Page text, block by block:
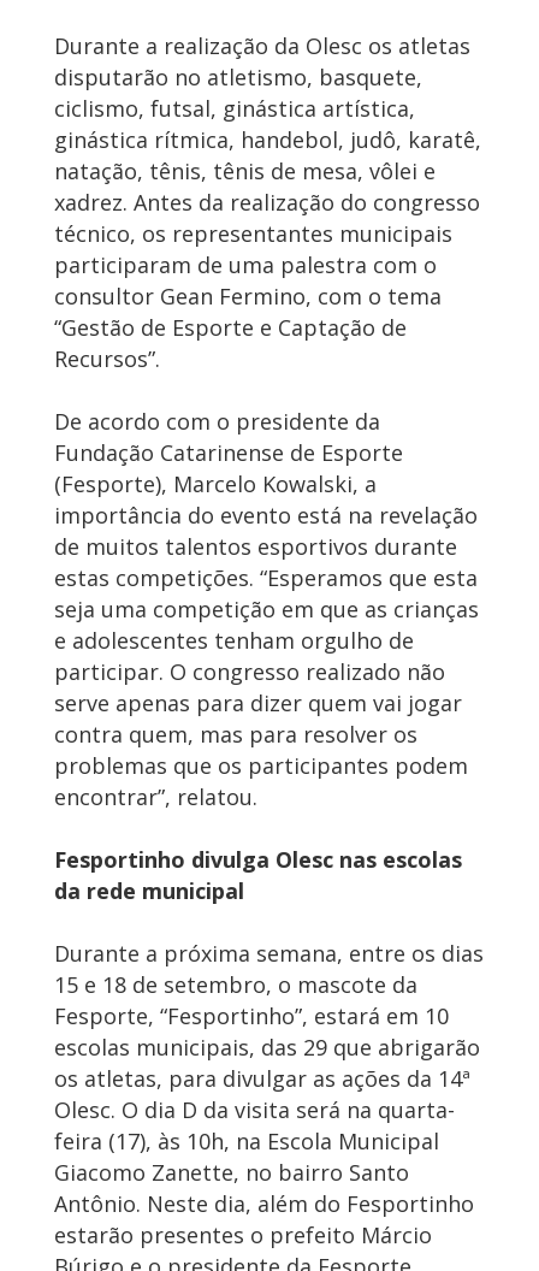
Durante a realização da Olesc os atletas
disputarão no atletismo, basquete,
ciclismo, futsal, ginástica artística,
ginástica rítmica, handebol, judô, karatê,
natação, tênis, tênis de mesa, vôlei e
xadrez. Antes da realização do congresso
técnico, os representantes municipais
participaram de uma palestra com o
consultor Gean Fermino, com o tema
“Gestão de Esporte e Captação de
Recursos”.
De acordo com o presidente da
Fundação Catarinense de Esporte
(Fesporte), Marcelo Kowalski, a
importância do evento está na revelação
de muitos talentos esportivos durante
estas competições. “Esperamos que esta
seja uma competição em que as crianças
e adolescentes tenham orgulho de
participar. O congresso realizado não
serve apenas para dizer quem vai jogar
contra quem, mas para resolver os
problemas que os participantes podem
encontrar”, relatou.
Fesportinho divulga Olesc nas escolas
da rede municipal
Durante a próxima semana, entre os dias
15 e 18 de setembro, o mascote da
Fesporte, “Fesportinho”, estará em 10
escolas municipais, das 29 que abrigarão
os atletas, para divulgar as ações da 14ª
Olesc. O dia D da visita será na quarta-
feira (17), às 10h, na Escola Municipal
Giacomo Zanette, no bairro Santo
Antônio. Neste dia, além do Fesportinho
estarão presentes o prefeito Márcio